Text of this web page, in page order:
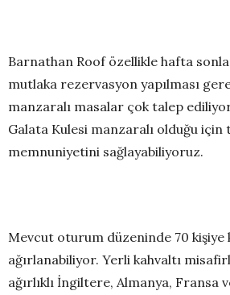
Barnathan Roof özellikle hafta
mutlaka rezervasyon yapılması
manzaralı masalar çok talep
Galata Kulesi manzaralı olduğu
memnuniyetini sağlayabiliyoruz.
Mevcut oturum düzeninde 70
ağırlanabiliyor. Yerli kahvaltı
ağırlıklı İngiltere, Almanya, Fransa